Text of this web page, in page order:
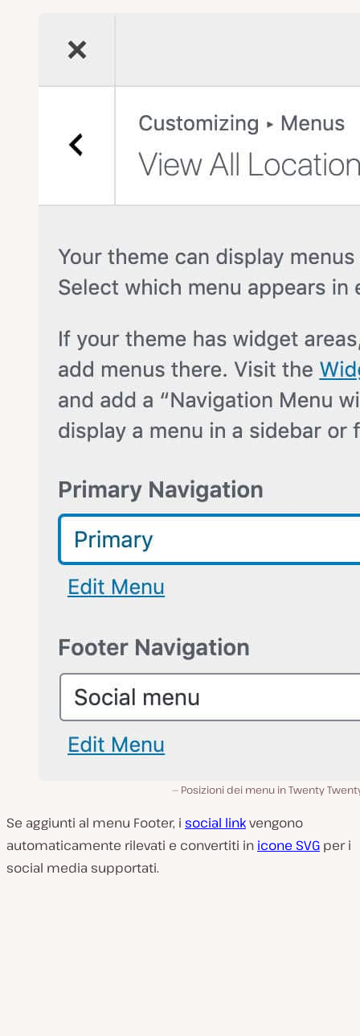
Posizioni dei menu in Twenty
Se aggiunti al menu Footer, i social linkvengono
automaticamente rilevati e convertiti in icone SVG per i
social media supportati.